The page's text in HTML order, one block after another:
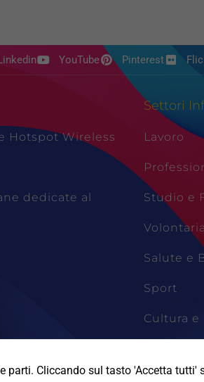
YouTube Pinterest
Hotspot Wireless
dedicate al
Settori
Lavoro
Studio e
Salute e
Sport
Cultura e
parti. Cliccando sul tasto 'Accetta tutti'